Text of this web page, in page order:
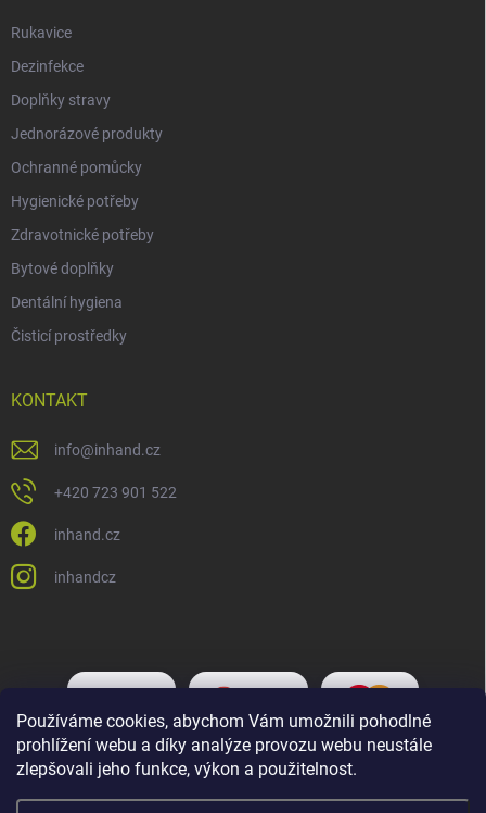
Používáme cookies, abychom Vám umožnili pohodlné
prohlížení webu a díky analýze provozu webu neustále
zlepšovali jeho funkce, výkon a použitelnost.
Rukavice
Dezinfekce
Doplňky stravy
Jednorázové produkty
Ochranné pomůcky
Hygienické potřeby
Zdravotnické potřeby
Bytové doplňky
Dentální hygiena
Čisticí prostředky
KONTAKT
info@inhand.cz
+420 723 901 522
inhand.cz
inhandcz